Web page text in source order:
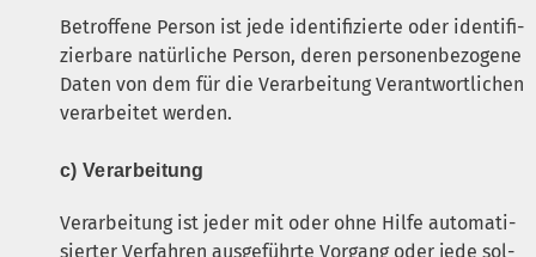
Betrof­fe­ne Per­son ist jede iden­ti­fi­zier­te oder iden­ti­fi­
zier­ba­re natür­li­che Per­son, deren per­so­nen­be­zo­ge­ne
Daten von dem für die Ver­ar­bei­tung Ver­ant­wort­li­chen
ver­ar­bei­tet werden.
c) Ver­ar­bei­tung
Ver­ar­bei­tung ist jeder mit oder ohne Hil­fe auto­ma­ti­
sier­ter Ver­fah­ren aus­ge­führ­te Vor­gang oder jede sol­